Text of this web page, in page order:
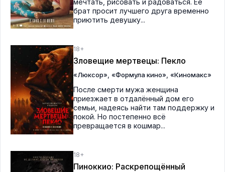
мечтать, рисовать и радоваться. Её
брат просит лучшего друга временно
приютить девушку...
18+
Зловещие мертвецы: Пекло
«Люксор» «Формула кино» «Киномакс»
После смерти мужа женщина
приезжает в отдалённый дом его
семьи, надеясь найти там поддержку и
покой. Но постепенно всё
превращается в кошмар...
18+
Пиноккио: Раскрепощённый